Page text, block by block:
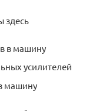
здесь
в машину
усилителей
машину